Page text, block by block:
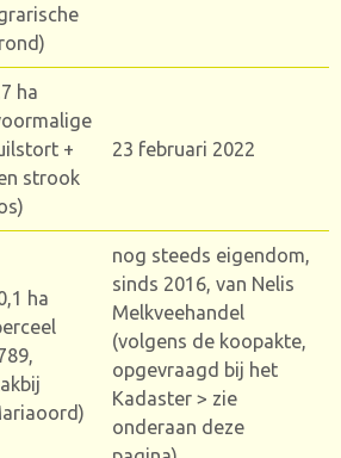
ha
+
strook
23 februari 2022
ha
nog steeds eigendom,
sinds 2016, van Nelis
Melkveehandel
(volgens de koopakte,
opgevraagd bij het
Kadaster > zie
onderaan deze